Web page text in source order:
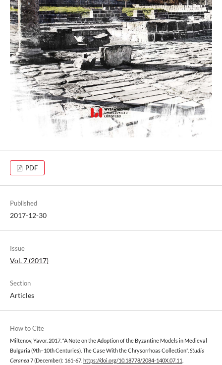
PDF
Published
2017-12-30
Issue
Vol. 7 (2017)
Section
Articles
How to Cite
Miltenov, Yavor. 2017. “A Note on the Adoption of the Byzantine Models in Medieval
Bulgaria (9th–10th Centuries). The Case With the Chrysorrhoas Collection”. Studia
Ceranea 7 (December): 161-67. https://doi.org/10.18778/2084-140X.07.11